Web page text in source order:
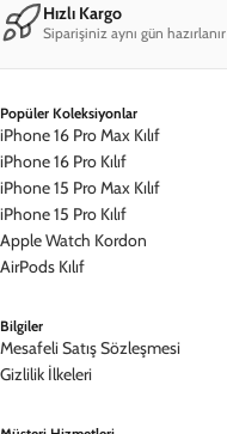
Hızlı Kargo
Siparişiniz aynı gün hazırlanır
Popüler Koleksiyonlar
iPhone 16 Pro Max Kılıf
iPhone 16 Pro Kılıf
iPhone 15 Pro Max Kılıf
iPhone 15 Pro Kılıf
Apple Watch Kordon
AirPods Kılıf
Bilgiler
Mesafeli Satış Sözleşmesi
Gizlilik İlkeleri